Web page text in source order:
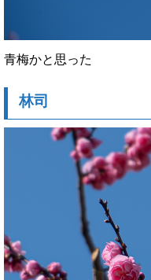
青梅かと思った
林司